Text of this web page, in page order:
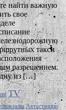
найти важную
свое
такси
разрешением.
из […]
TV
Автостанции